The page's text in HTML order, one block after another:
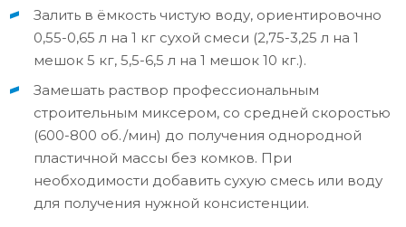
Залить в ёмкость чистую воду, ориентировочно
0,55-0,65 л на 1 кг сухой смеси (2,75-3,25 л на 1
мешок 5 кг, 5,5-6,5 л на 1 мешок 10 кг.).
Замешать раствор профессиональным
строительным миксером, со средней скоростью
(600-800 об./мин) до получения однородной
пластичной массы без комков. При
необходимости добавить сухую смесь или воду
для получения нужной консистенции.